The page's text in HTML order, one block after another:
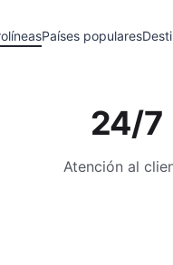
Países populares
24/7
Atención al